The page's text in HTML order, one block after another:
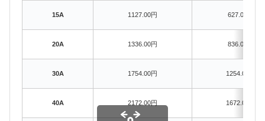
15A 1127.00円 627.00円
20A 1336.00円 836.00円
30A 1754.00円 1254.00円
40A 2172.00円 1672.00円